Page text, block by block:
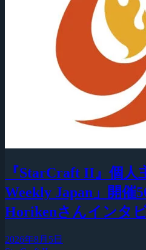
『StarCraft II』個人
Weekly Japan」開催
Horikenさんインタ
2026年8月5日